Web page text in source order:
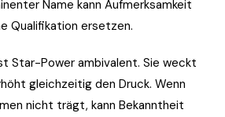
Name kann Aufmerksamkeit
Qualifikation ersetzen.
Star-Power ambivalent. Sie weckt
gleichzeitig den Druck. Wenn
nicht trägt, kann Bekanntheit